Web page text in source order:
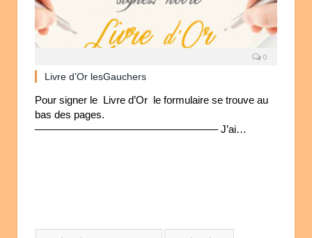
0
Livre d’Or lesGauchers
Pour signer le Livre d’Or le formulaire se trouve au
bas des pages.
—————————————————– J’ai…